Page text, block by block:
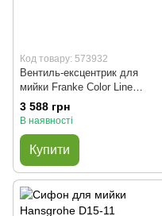
Код товару: 573932
Вентиль-ексцентрик для
мийки Franke Color Line
(112.0658.446) чорний матовий
3 588 грн
В наявності
Купити